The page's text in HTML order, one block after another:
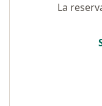
La